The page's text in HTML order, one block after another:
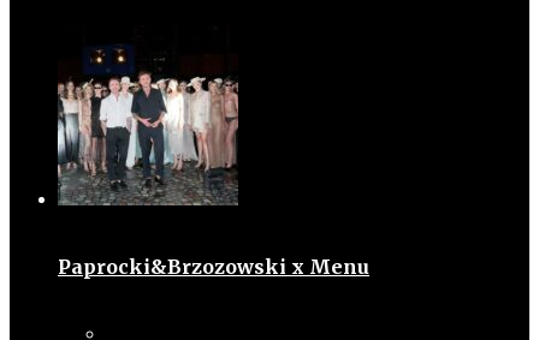
Paprocki&Brzozowski x Menu